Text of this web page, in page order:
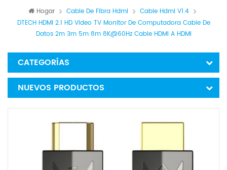
Hogar Cable De Fibra Hdmi
Cable Hdmi V1.4
DTECH HDMI 2.1 HD Video TV Monitor De Computadora Cable De
Datos 2m 3m 5m 8m 8K@60Hz Cable HDMI A HDMI
CATEGORÍAS
NUEVOS PRODUCTOS